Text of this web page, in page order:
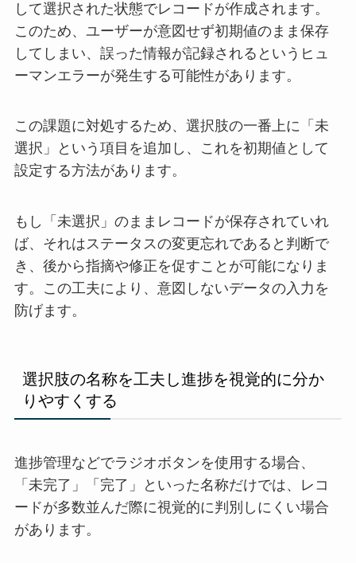
して選択された状態でレコードが作成されます。
このため、ユーザーが意図せず初期値のまま保存
してしまい、誤った情報が記録されるというヒュ
ーマンエラーが発生する可能性があります。
この課題に対処するため、選択肢の一番上に「未
選択」という項目を追加し、これを初期値として
設定する方法があります。
もし「未選択」のままレコードが保存されていれ
ば、それはステータスの変更忘れであると判断で
き、後から指摘や修正を促すことが可能になりま
す。この工夫により、意図しないデータの入力を
防げます。
選択肢の名称を工夫し進捗を視覚的に分か
りやすくする
進捗管理などでラジオボタンを使用する場合、
「未完了」「完了」といった名称だけでは、レコ
ードが多数並んだ際に視覚的に判別しにくい場合
があります。